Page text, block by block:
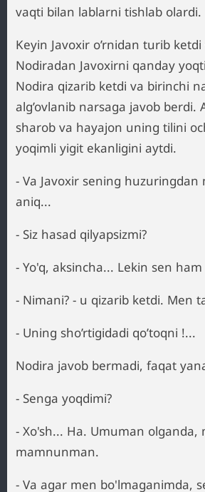
vaqti bilan lablarni tishlab olardi.
Keyin Javoxir o’rnidan turib
Nodiradan Javoxirni qanday
Nodira qizarib ketdi va birinchi
alg’ovlanib narsaga javob berdi.
sharob va hayajon uning tilini
yoqimli yigit ekanligini aytdi.
- Va Javoxir sening
aniq...
- Siz hasad qilyapsizmi?
- Yo'q, aksincha... Lekin sen
- Nimani? - u qizarib ketdi. Men
- Uning sho’rtigidadi qo’toqni !...
Nodira javob bermadi, faqat
- Senga yoqdimi?
- Xo'sh... Ha. Umuman olganda,
mamnunman.
- Va agar men bo'lmaganimda,